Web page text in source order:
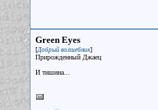
Green Eyes
[Добрый волшебник]
Прирожденный Джаец
И тишина...